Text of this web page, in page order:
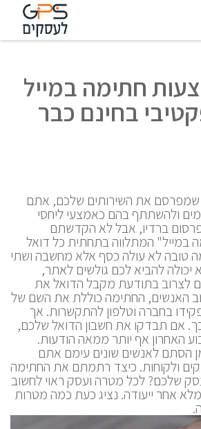
מצפן
להצלחה
לקוחותינו
חתימה במייל
בחינם כבר
שמפרסם את השירותים שלכם, אתם
ולהשתתף בהם כאמצעי ליחסי
ברדיו, אבל לא הקדשתם
המתלווה בתחתית כל דואל
טובה לא עולה כסף אלא מחשבה ושתי
להביא לכם גולשים לאתר,
לצרוב בתודעת מקבל הדואל את
האנשים, החתימה כוללת את השם של
בחברה וטלפון להתקשרות. אך
אם תבדקו את חשבון הדואל שלכם,
האחרון אף יותר ממאה הודעות.
הסתם לאנשים שונים עימם אתם
ולקוחות. כיצד רתמתם את החתימה
שלכם? לכל מטרה ועסק ראוי לחשוב
אחר ייעודה. נציג כעת כמה מטרות